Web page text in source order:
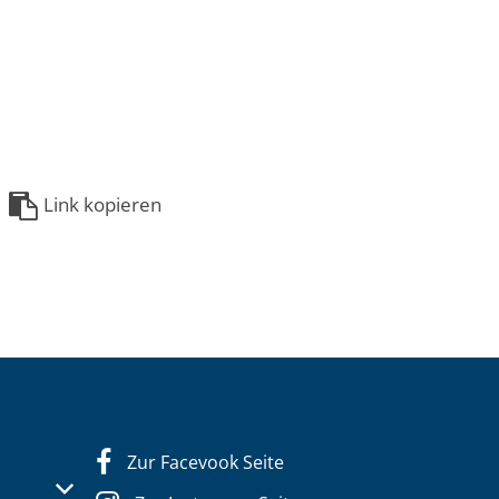
Link kopieren
oder Schließzeiten auszublenden
Zur Facevook Seite